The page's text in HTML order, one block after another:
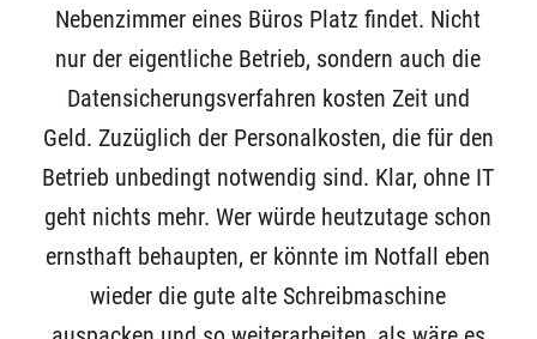
Nebenzimmer eines Büros Platz findet. Nicht
nur der eigentliche Betrieb, sondern auch die
Datensicherungsverfahren kosten Zeit und
Geld. Zuzüglich der Personalkosten, die für den
Betrieb unbedingt notwendig sind. Klar, ohne IT
geht nichts mehr. Wer würde heutzutage schon
ernsthaft behaupten, er könnte im Notfall eben
wieder die gute alte Schreibmaschine